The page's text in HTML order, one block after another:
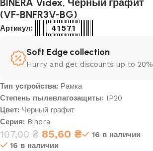
BINERA Videx, Черный графит
(VF-BNFR3V-BG)
Артикул: 41571
Soft Edge collection
Hurry and get discounts up to 20%
Тип устройства: Рамка
Степень пылевлагозащиты: IP20
Цвет: Черный графит
Серия: Binera
107,00₴ 85,60 ₴
16 в наличии
16 в наличии